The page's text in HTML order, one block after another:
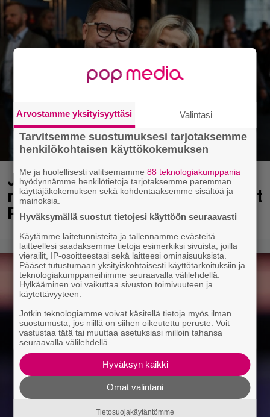
Janne Katajan Krista-vaimon
raskausvatsa viimeisillään – pusut
Puuhaparkissa
Arvostamme yksityisyyttäsi Valintasi
Tarvitsemme suostumuksesi tarjotaksemme
henkilökohtaisen käyttökokemuksen
Me ja huolellisesti valitsemamme88 teknologiakumppania
hyödynnämme henkilötietoja tarjotaksemme paremman
käyttäjäkokemuksen sekä kohdentaaksemme sisältöä ja
mainoksia.
Hyväksymällä suostut tietojesi käyttöön seuraavasti
Käytämme laitetunnisteita ja tallennamme evästeitä
laitteellesi saadaksemme tietoja esimerkiksi sivuista, joilla
vierailit, IP-osoitteestasi sekä laitteesi ominaisuuksista.
Pääset tutustumaan yksityiskohtaisesti käyttötarkoituksiin ja
teknologiakumppaneihimme seuraavalla välilehdellä.
Hylkääminen voi vaikuttaa sivuston toimivuuteen ja
käytettävyyteen.
Jotkin teknologiamme voivat käsitellä tietoja myös ilman
suostumusta, jos niillä on siihen oikeutettu peruste. Voit
vastustaa tätä tai muuttaa asetuksiasi milloin tahansa
seuraavalla välilehdellä.
Hyväksyn kaikki
Omat valintani
Tietosuojakäytäntömme